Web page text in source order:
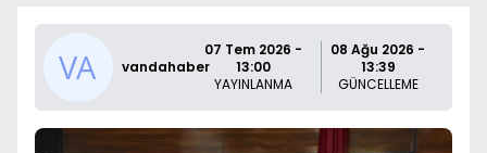
vandahaber
07 Tem 2026 -
13:00
YAYINLANMA
08 Ağu 2026 -
13:39
GÜNCELLEME